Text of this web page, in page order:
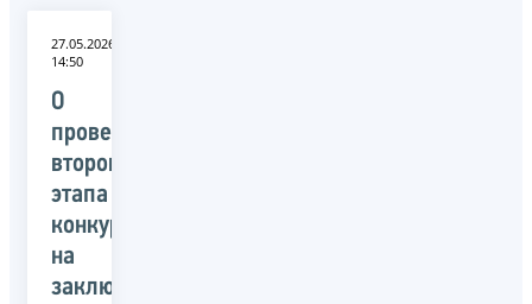
27.05.2026
14:50
О
проведении
второго
этапа
конкурса
на
заключение